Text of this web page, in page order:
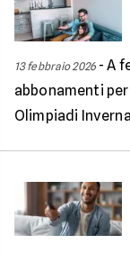
13 febbraio 2026-A
abbonamenti per
Olimpiadi